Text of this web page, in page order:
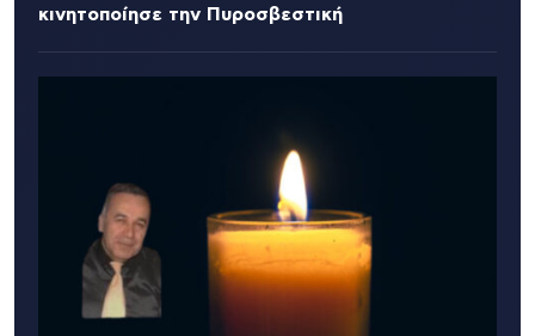
κινητοποίησε την Πυροσβεστική